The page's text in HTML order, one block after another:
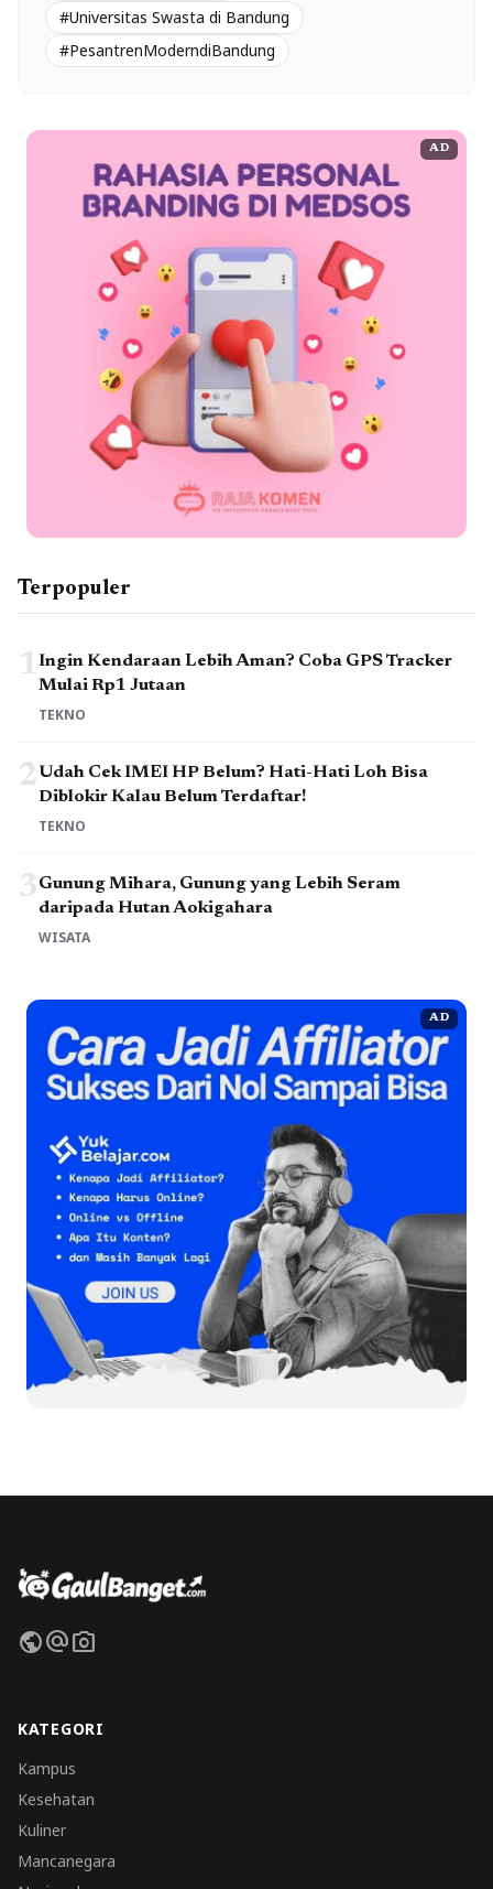
#Universitas Swasta di Bandung
#PesantrenModerndiBandung
AD
Terpopuler
1Ingin Kendaraan Lebih Aman? Coba GPS Tracker
Mulai Rp1 Jutaan
TEKNO
2Udah Cek IMEI HP Belum? Hati-Hati Loh Bisa
Diblokir Kalau Belum Terdaftar!
TEKNO
3Gunung Mihara, Gunung yang Lebih Seram
daripada Hutan Aokigahara
WISATA
AD
publicalternate_emailphoto_camera
KATEGORI
Kampus
Kesehatan
Kuliner
Mancanegara